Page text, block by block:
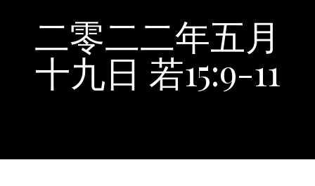
二零二二年五月
十九日 若15:9-11